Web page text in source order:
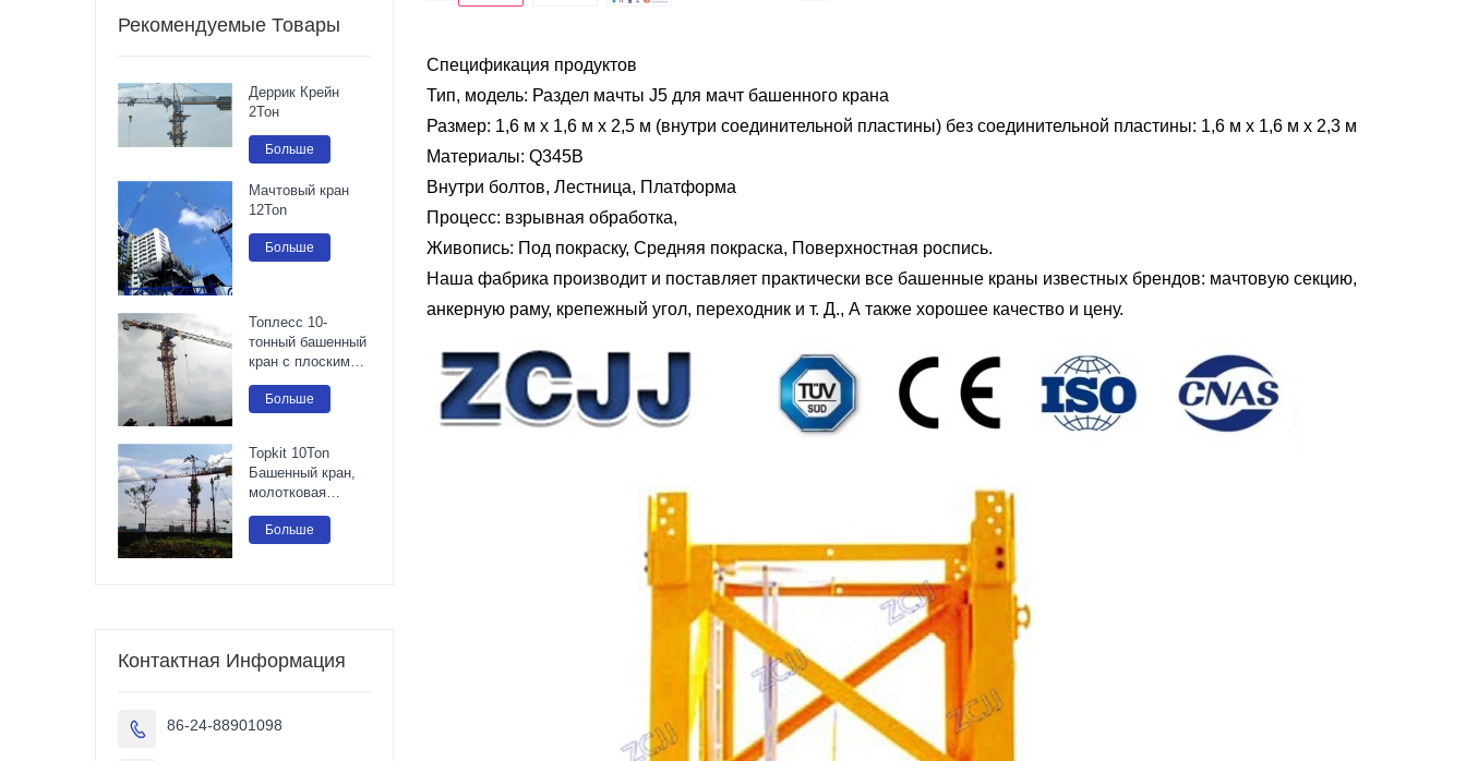
Спецификация продуктов
Тип, модель: Раздел мачты J5 для мачт башенного крана
Размер: 1,6 м х 1,6 м х 2,5 м (внутри соединительной пластины) без соединительной пластины: 1,6 м х 1,6 м х 2,3 м
Материалы: Q345B
Внутри болтов, Лестница, Платформа
Процесс: взрывная обработка,
Живопись: Под покраску, Средняя покраска, Поверхностная роспись.
Наша фабрика производит и поставляет практически все башенные краны известных брендов: мачтовую секцию,
анкерную раму, крепежный угол, переходник и т. Д., А также хорошее качество и цену.
Рекомендуемые Товары
Деррик Крейн
2Тон
Больше
Мачтовый кран
12Ton
Больше
Топлесс 10-
тонный башенный
кран с плоским
верхом
Больше
Topkit 10Ton
Башенный кран,
молотковая
головка
Больше
Контактная Информация
 86-24-88901098